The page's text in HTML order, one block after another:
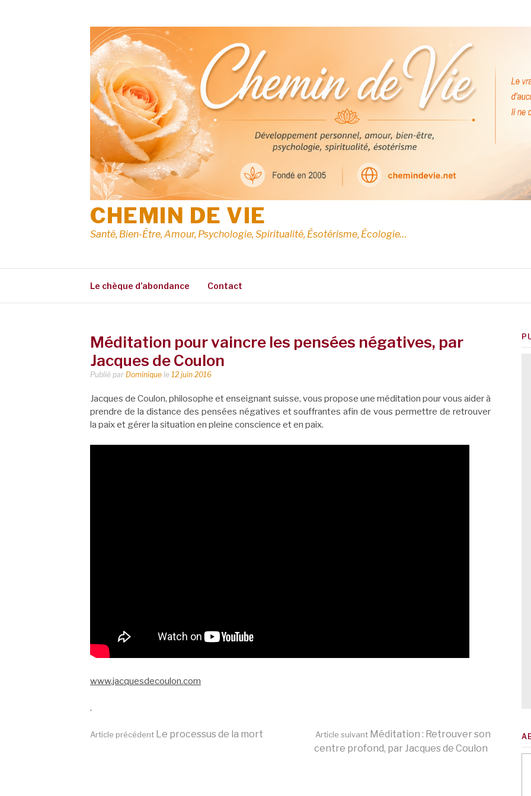
CHEMIN DE VIE
Santé, Bien-Être, Amour, Psychologie, Spiritualité, Ésotérisme, Écologie…
Le chèque d’abondance Contact
Méditation pour vaincre les pensées négatives, par
Jacques de Coulon
Publié par Dominique le 12 juin 2016
Jacques de Coulon, philosophe et enseignant suisse, vous propose une méditation pour vous aider à
prendre de la distance des pensées négatives et souffrantes afin de vous permettre de retrouver
la paix et gérer la situation en pleine conscience et en paix.
www.jacquesdecoulon.com
.
Lire
Article précédent Le processus de la mort Article suivant Méditation : Retrouver son
centre profond, par Jacques de Coulon